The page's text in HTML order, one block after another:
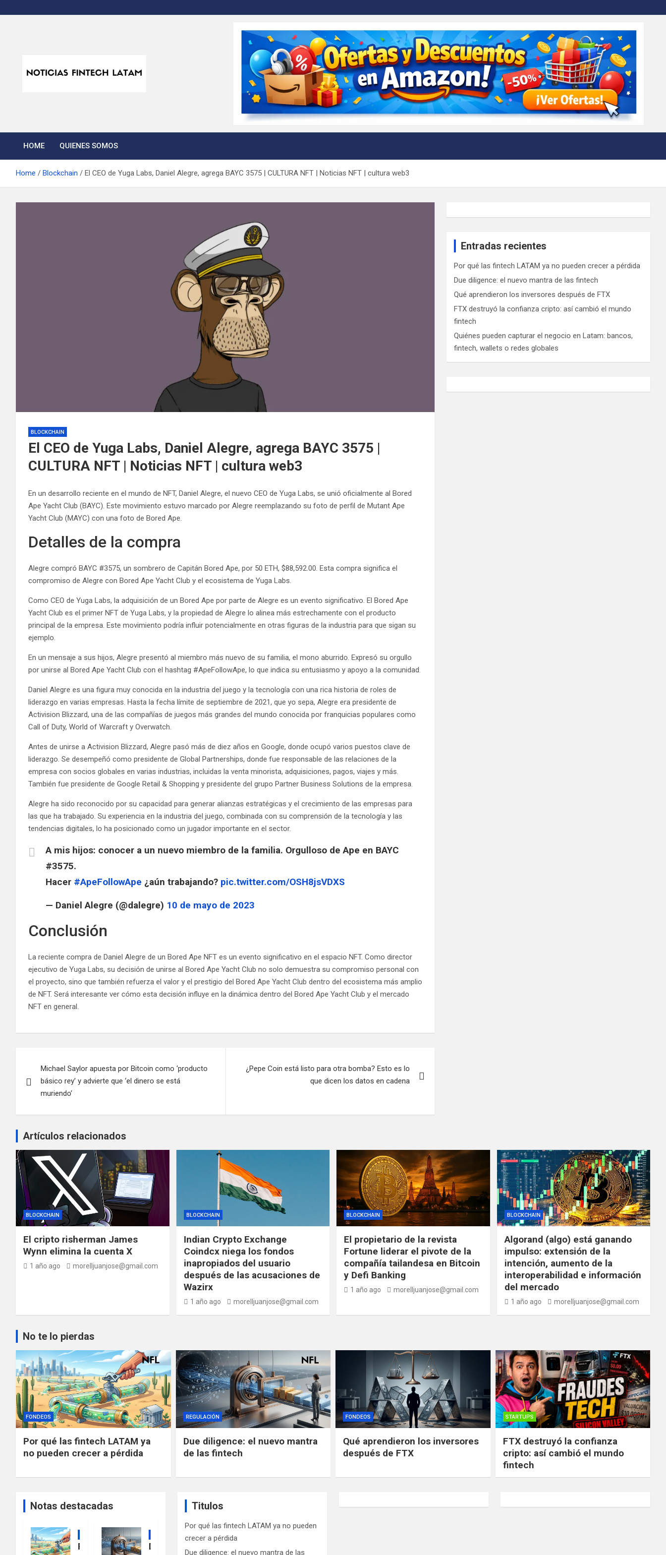
to
HOME QUIENES SOMOS
Home Blockchain El CEO de Yuga Labs, Daniel Alegre, agrega BAYC 3575 | CULTURA NFT | Noticias NFT | cultura web3
BLOCKCHAIN
El CEO de Yuga Labs, Daniel Alegre, agrega BAYC 3575 |
CULTURA NFT | Noticias NFT | cultura web3
En un desarrollo reciente en el mundo de NFT, Daniel Alegre, el nuevo CEO de Yuga Labs, se unió oficialmente al Bored
Ape Yacht Club (BAYC). Este movimiento estuvo marcado por Alegre reemplazando su foto de perfil de Mutant Ape
Yacht Club (MAYC) con una foto de Bored Ape.
Detalles de la compra
Alegre compró BAYC #3575, un sombrero de Capitán Bored Ape, por 50 ETH, $88,592.00. Esta compra significa el
compromiso de Alegre con Bored Ape Yacht Club y el ecosistema de Yuga Labs.
Como CEO de Yuga Labs, la adquisición de un Bored Ape por parte de Alegre es un evento significativo. El Bored Ape
Yacht Club es el primer NFT de Yuga Labs, y la propiedad de Alegre lo alinea más estrechamente con el producto
principal de la empresa. Este movimiento podría influir potencialmente en otras figuras de la industria para que sigan su
ejemplo.
En un mensaje a sus hijos, Alegre presentó al miembro más nuevo de su familia, el mono aburrido. Expresó su orgullo
por unirse al Bored Ape Yacht Club con el hashtag #ApeFollowApe, lo que indica su entusiasmo y apoyo a la comunidad.
Daniel Alegre es una figura muy conocida en la industria del juego y la tecnología con una rica historia de roles de
liderazgo en varias empresas. Hasta la fecha límite de septiembre de 2021, que yo sepa, Alegre era presidente de
Activision Blizzard, una de las compañías de juegos más grandes del mundo conocida por franquicias populares como
Call of Duty, World of Warcraft y Overwatch.
Antes de unirse a Activision Blizzard, Alegre pasó más de diez años en Google, donde ocupó varios puestos clave de
liderazgo. Se desempeñó como presidente de Global Partnerships, donde fue responsable de las relaciones de la
empresa con socios globales en varias industrias, incluidas la venta minorista, adquisiciones, pagos, viajes y más.
También fue presidente de Google Retail & Shopping y presidente del grupo Partner Business Solutions de la empresa.
Alegre ha sido reconocido por su capacidad para generar alianzas estratégicas y el crecimiento de las empresas para
las que ha trabajado. Su experiencia en la industria del juego, combinada con su comprensión de la tecnología y las
tendencias digitales, lo ha posicionado como un jugador importante en el sector.
A mis hijos: conocer a un nuevo miembro de la familia. Orgulloso de Ape en BAYC
#3575.
Hacer #ApeFollowApe ¿aún trabajando? pic.twitter.com/OSH8jsVDXS
— Daniel Alegre (@dalegre) 10 de mayo de 2023
Conclusión
La reciente compra de Daniel Alegre de un Bored Ape NFT es un evento significativo en el espacio NFT. Como director
ejecutivo de Yuga Labs, su decisión de unirse al Bored Ape Yacht Club no solo demuestra su compromiso personal con
el proyecto, sino que también refuerza el valor y el prestigio del Bored Ape Yacht Club dentro del ecosistema más amplio
de NFT. Será interesante ver cómo esta decisión influye en la dinámica dentro del Bored Ape Yacht Club y el mercado
NFT en general.
de
entradas
Michael Saylor apuesta por Bitcoin como ‘producto
básico rey’ y advierte que ‘el dinero se está
muriendo’
¿Pepe Coin está listo para otra bomba? Esto es lo
que dicen los datos en cadena
Entradas recientes
Por qué las fintech LATAM ya no pueden crecer a pérdida
Due diligence: el nuevo mantra de las fintech
Qué aprendieron los inversores después de FTX
FTX destruyó la confianza cripto: así cambió el mundo
fintech
Quiénes pueden capturar el negocio en Latam: bancos,
fintech, wallets o redes globales
Artículos relacionados
BLOCKCHAIN
El cripto risherman James
Wynn elimina la cuenta X
1 año ago morelljuanjose@gmail.com
BLOCKCHAIN
Indian Crypto Exchange
Coindcx niega los fondos
inapropiados del usuario
después de las acusaciones de
Wazirx
1 año ago morelljuanjose@gmail.com
BLOCKCHAIN
El propietario de la revista
Fortune liderar el pivote de la
compañía tailandesa en Bitcoin
y Defi Banking
1 año ago morelljuanjose@gmail.com
BLOCKCHAIN
Algorand (algo) está ganando
impulso: extensión de la
intención, aumento de la
interoperabilidad e información
del mercado
1 año ago morelljuanjose@gmail.com
No te lo pierdas
FONDEOS
Por qué las fintech LATAM ya
no pueden crecer a pérdida
REGULACIÓN
Due diligence: el nuevo mantra
de las fintech
FONDEOS
Qué aprendieron los inversores
después de FTX
STARTUPS
FTX destruyó la confianza
cripto: así cambió el mundo
fintech
Notas destacadas
FONDEOS
P
D
Titulos
Por qué las fintech LATAM ya no pueden
crecer a pérdida
Due diligence: el nuevo mantra de las